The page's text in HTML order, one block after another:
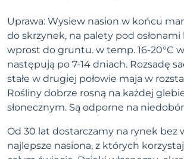
Uprawa: Wysiew nasion w końcu
do skrzynek, na palety pod
wprost do gruntu. w temp. 16-20°C
następują po 7-14 dniach. Rozsadę
stałe w drugiej połowie maja w
Rośliny dobrze rosną na każdej
słonecznym. Są odporne na
Od 30 lat dostarczamy na rynek bez
najlepsze nasiona, z których